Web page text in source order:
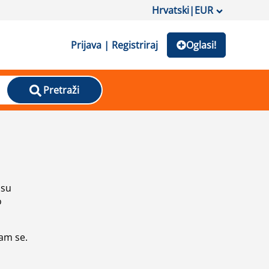
Hrvatski|EUR
Prijava | Registriraj Oglasi!
Pretraži
se.